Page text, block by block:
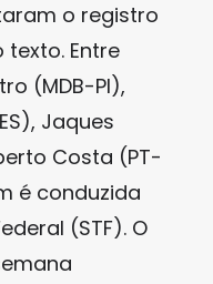
o registro
Entre
(MDB-PI),
Jaques
Costa (PT-
é conduzida
(STF). O